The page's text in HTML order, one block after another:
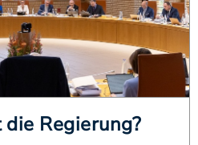
Regierung?